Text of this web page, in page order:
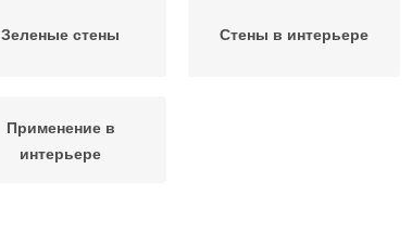
Зеленые стены Стены в интерьере
Применение в
интерьере